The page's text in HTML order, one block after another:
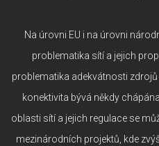
Na úrovni EU i na úrovni
problematika sítí a jejich
problematika adekvátnosti
konektivita bývá někdy
oblasti sítí a jejich regulace se
mezinárodních projektů, kde